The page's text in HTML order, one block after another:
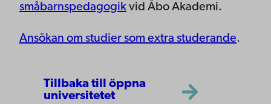
småbarnspedagogik vid Åbo Akademi.
Ansökan om studier som extra studerande.
Tillbaka till öppna
universitetet